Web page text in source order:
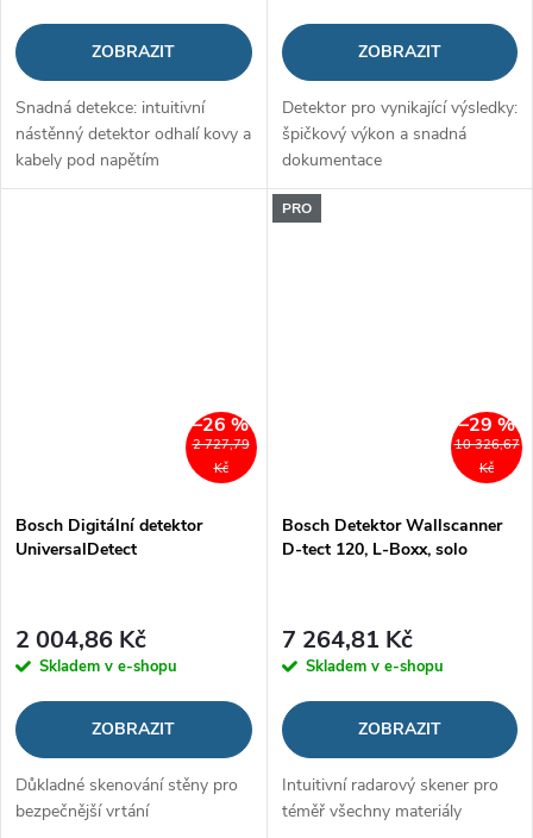
ZOBRAZIT
Snadná detekce: intuitivní
nástěnný detektor odhalí kovy a
kabely pod napětím
ZOBRAZIT
Detektor pro vynikající výsledky:
špičkový výkon a snadná
dokumentace
2 727,79
Kč
–26 %
Bosch Digitální detektor
UniversalDetect
2 004,86 Kč
Skladem v e-shopu
ZOBRAZIT
Důkladné skenování stěny pro
bezpečnější vrtání
PRO
10 326,67
Kč
–29 %
Bosch Detektor Wallscanner
D-tect 120, L-Boxx, solo
7 264,81 Kč
Skladem v e-shopu
ZOBRAZIT
Intuitivní radarový skener pro
téměř všechny materiály